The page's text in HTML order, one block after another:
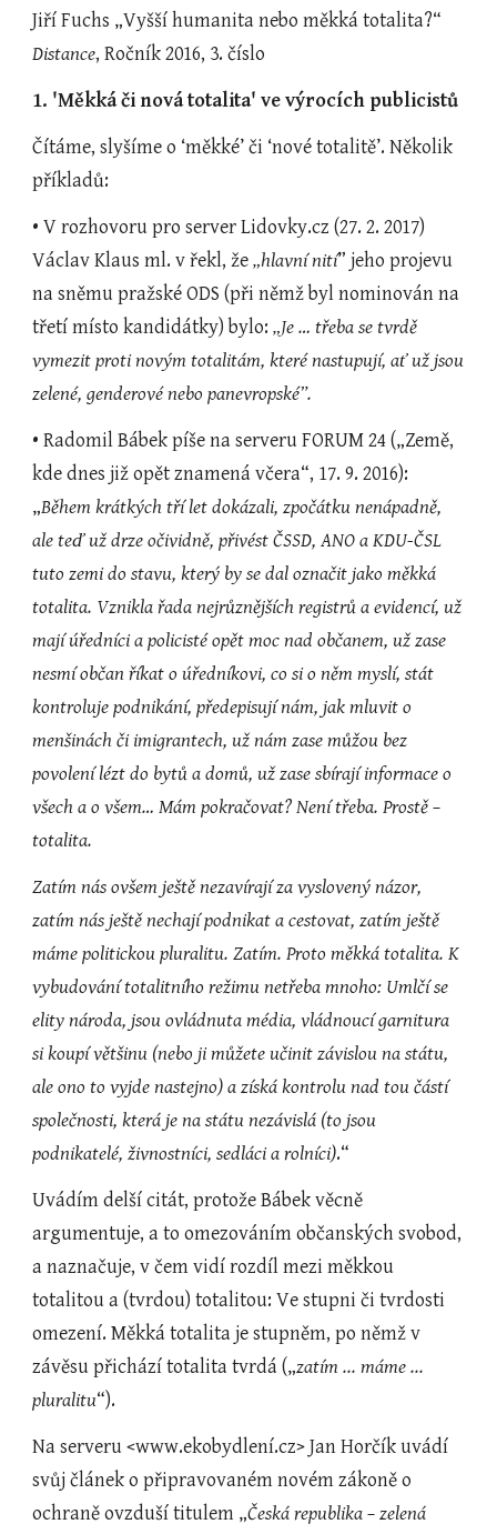
Distance, Ročník 2016, 3. číslo
1. 'Měkká či nová totalita' ve výrocích publicistů
Čítáme, slyšíme o ‘měkké’ či ‘nové totalitě’. Několik
příkladů:
• V rozhovoru pro server Lidovky.cz (27. 2. 2017)
Václav Klaus ml. v řekl, že „hlavní nití” jeho projevu
na sněmu pražské ODS (při němž byl nominován na
třetí místo kandidátky) bylo: „Je … třeba se tvrdě
vymezit proti novým totalitám, které nastupují, ať už jsou
zelené, genderové nebo panevropské”.
• Radomil Bábek píše na serveru FORUM 24 („Země,
kde dnes již opět znamená včera“, 17. 9. 2016):
„Během krátkých tří let dokázali, zpočátku nenápadně,
ale teď už drze očividně, přivést ČSSD, ANO a KDU-ČSL
tuto zemi do stavu, který by se dal označit jako měkká
totalita. Vznikla řada nejrůznějších registrů a evidencí, už
mají úředníci a policisté opět moc nad občanem, už zase
nesmí občan říkat o úředníkovi, co si o něm myslí, stát
kontroluje podnikání, předepisují nám, jak mluvit o
menšinách či imigrantech, už nám zase můžou bez
povolení lézt do bytů a domů, už zase sbírají informace o
všech a o všem… Mám pokračovat? Není třeba. Prostě –
totalita.
Zatím nás ovšem ještě nezavírají za vyslovený názor,
zatím nás ještě nechají podnikat a cestovat, zatím ještě
máme politickou pluralitu. Zatím. Proto měkká totalita. K
vybudování totalitního režimu netřeba mnoho: Umlčí se
elity národa, jsou ovládnuta média, vládnoucí garnitura
si koupí většinu (nebo ji můžete učinit závislou na státu,
ale ono to vyjde nastejno) a získá kontrolu nad tou částí
společnosti, která je na státu nezávislá (to jsou
podnikatelé, živnostníci, sedláci a rolníci).“
Uvádím delší citát, protože Bábek věcně
argumentuje, a to omezováním občanských svobod,
a naznačuje, v čem vidí rozdíl mezi měkkou
totalitou a (tvrdou) totalitou: Ve stupni či tvrdosti
omezení. Měkká totalita je stupněm, po němž v
závěsu přichází totalita tvrdá („zatím ... máme ...
pluralitu“).
Na serveru <www.ekobydlení.cz> Jan Horčík uvádí
svůj článek o připravovaném novém zákoně o
ochraně ovzduší titulem „Česká republika – zelená